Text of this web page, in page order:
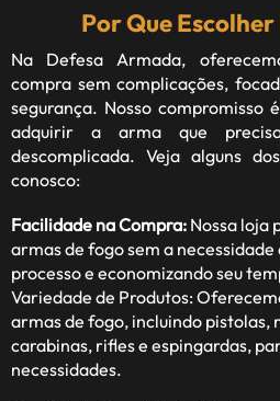
Por Que Escolher
Na Defesa Armada,
compra sem complicações,
segurança. Nosso compromisso
adquirir a arma que
descomplicada. Veja alguns
conosco:
Facilidade na Compra: Nossa loja
armas de fogo sem a
processo e economizando seu
Variedade de Produtos:
armas de fogo, incluindo pistolas,
carabinas, rifles e espingardas,
necessidades.